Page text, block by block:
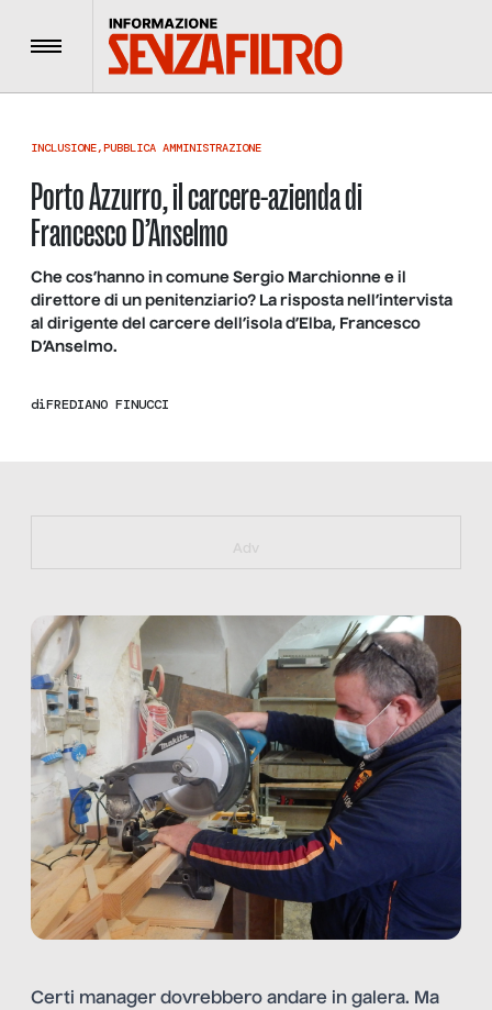
Menu
INCLUSIONE,PUBBLICA AMMINISTRAZIONE
Porto Azzurro, il carcere-azienda di
Francesco D’Anselmo
Che cos’hanno in comune Sergio Marchionne e il
direttore di un penitenziario? La risposta nell’intervista
al dirigente del carcere dell’isola d’Elba, Francesco
D’Anselmo.
diFREDIANO FINUCCI
https://bit.ly/muster_aggiornamento
Adv
Certi manager dovrebbero andare in galera. Ma